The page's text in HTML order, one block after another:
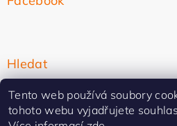
Hledat
Tento web používá soubory
tohoto webu vyjadřujete